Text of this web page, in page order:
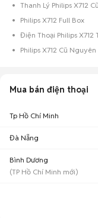
Thanh Lý Philips X712
Philips X712 Full Box
Điện Thoại Philips X712
Philips X712 Cũ Nguyên
Mua bán điện thoại
Tp Hồ Chí Minh
Đà Nẵng
Bình Dương
(TP Hồ Chí Minh mới)